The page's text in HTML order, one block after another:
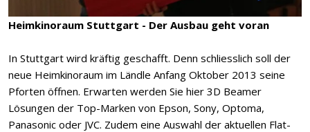
Heimkinoraum Stuttgart - Der Ausbau geht voran
In Stuttgart wird kräftig geschafft. Denn schliesslich soll der
neue Heimkinoraum im Ländle Anfang Oktober 2013 seine
Pforten öffnen. Erwarten werden Sie hier 3D Beamer
Lösungen der Top-Marken von Epson, Sony, Optoma,
Panasonic oder JVC. Zudem eine Auswahl der aktuellen Flat-